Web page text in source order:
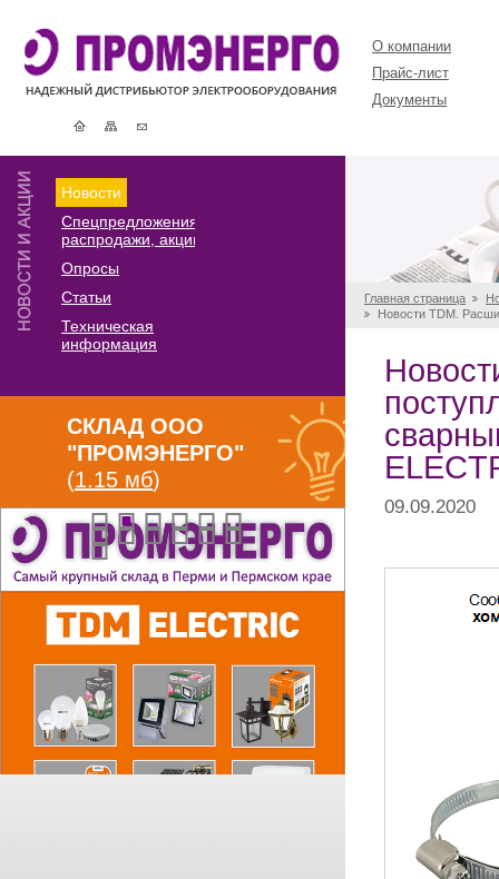
О компании
Прайс-лист
Документы
Новости
Спецпредложения,
распродажи, акции
Опросы
Статьи
Техническая
информация
СКЛАД ООО
"ПРОМЭНЕРГО"
(1.15 мб)
Главная страница
Новости TDM.
09.09.2020